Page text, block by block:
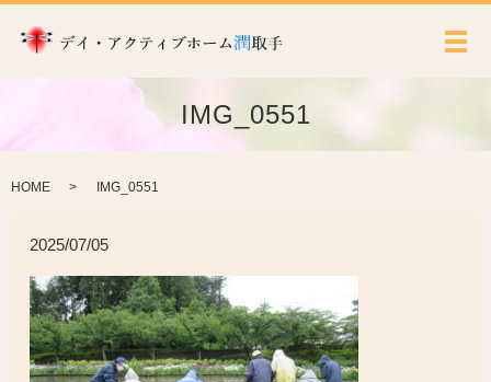
メ
IMG_0551
HOME IMG_0551
2025/07/05